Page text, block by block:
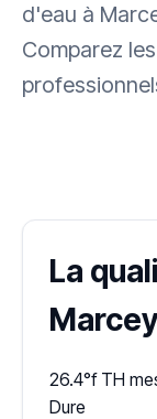
d'eau à
Comparez
La
26.4°f TH
Dure